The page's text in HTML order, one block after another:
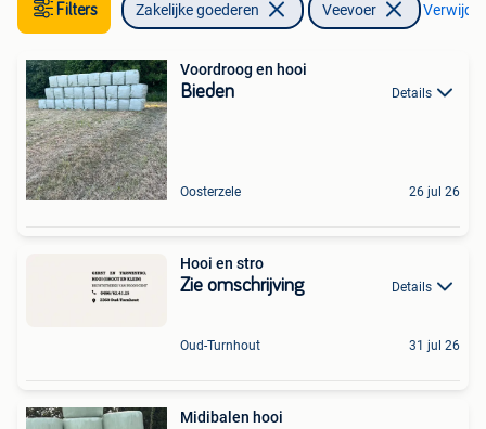
Filters Zakelijke goederen Veevoer
Voordroog en hooi
Bieden Details
Oosterzele 26 jul 26
Hooi en stro
Zie omschrijving Details
Oud-Turnhout 31 jul 26
Midibalen hooi